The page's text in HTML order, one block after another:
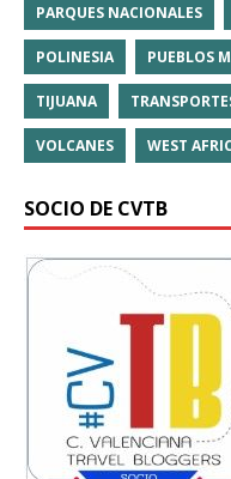
PARQUES NACIONALES
POLINESIA PUEBLOS
TIJUANA
VOLCANES WEST
SOCIO DE CVTB